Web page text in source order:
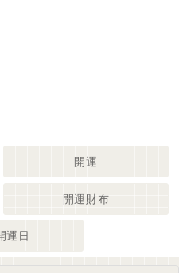
開運
開運財布
運日